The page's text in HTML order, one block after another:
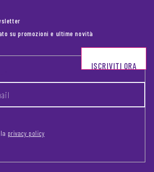
su promozioni e ultime novità
privacy policy
ISCRIVITI ORA